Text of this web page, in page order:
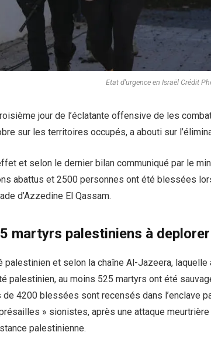
Etat d'urgence en Israël Crédit
jour de l’éclatante offensive de les
sur les territoires occupés, a abouti sur
et selon le dernier bilan communiqué par le
abattus et 2500 personnes ont été blessées
d’Azzedine El Qassam.
martyrs palestiniens à deplorer
palestinien et selon la chaîne Al-Jazeera,
palestinien, au moins 525 martyrs ont été
de 4200 blessées sont recensés dans l’enclave
» sionistes, après une attaque
palestinienne.